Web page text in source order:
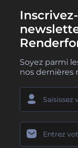
Soyez parmi
nos dernières